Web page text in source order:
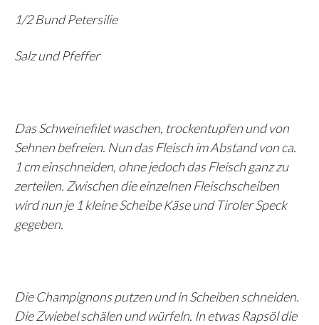
1/2 Bund Petersilie
Salz und Pfeffer
Das Schweinefilet waschen, trockentupfen und von
Sehnen befreien. Nun das Fleisch im Abstand von ca.
1 cm einschneiden, ohne jedoch das Fleisch ganz zu
zerteilen. Zwischen die einzelnen Fleischscheiben
wird nun je 1 kleine Scheibe Käse und Tiroler Speck
gegeben.
Die Champignons putzen und in Scheiben schneiden.
Die Zwiebel schälen und würfeln. In etwas Rapsöl die